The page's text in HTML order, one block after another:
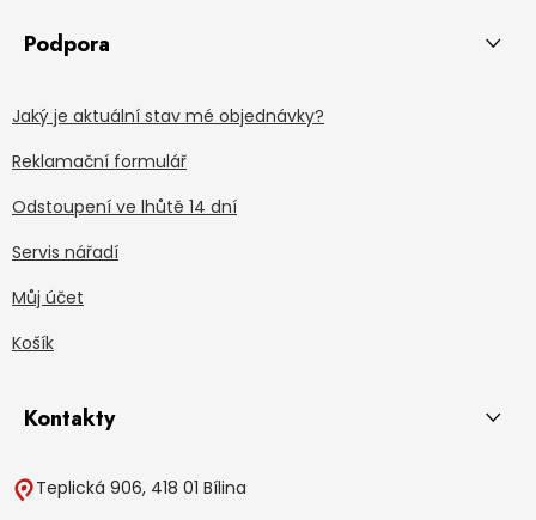
Podpora
Jaký je aktuální stav mé objednávky?
Reklamační formulář
Odstoupení ve lhůtě 14 dní
Servis nářadí
Můj účet
Košík
Kontakty
Teplická 906, 418 01 Bílina